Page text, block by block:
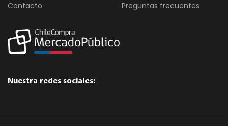
Contacto
Preguntas frecuentes
Nuestra redes sociales: